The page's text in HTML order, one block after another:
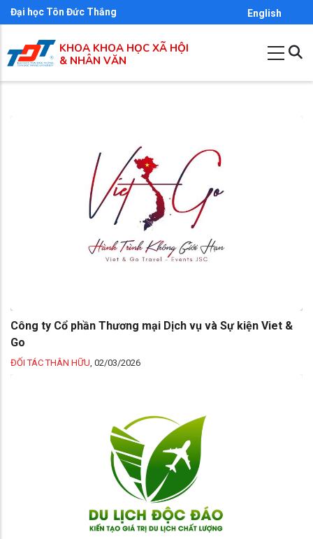
Nhảy
đến
nội
dung
Đại học Tôn Đức Thắng English
KHOA KHOA HỌC XÃ HỘI
& NHÂN VĂN
Công ty Cổ phần Thương mại Dịch vụ và Sự kiện Viet &
Go
ĐỐI TÁC THÂN HỮU 02/03/2026